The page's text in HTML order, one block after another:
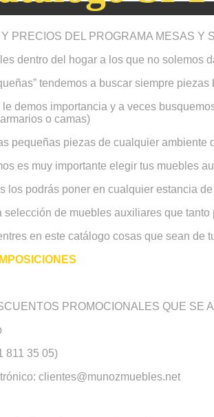
PRECIOS DEL PROGRAMA MESAS Y
dentro del hogar a los que no solemos
tendemos a buscar siempre piezas
demos importancia y a veces
o camas)
pequeñas piezas de cualquier ambiente
es muy importante elegir tus muebles
los podrás poner en cualquier estancia
selección de muebles auxiliares que
en este catálogo cosas que sean de
PROMOCIONALES QUE SE
811 35 05)
clientes@munozmuebles.net